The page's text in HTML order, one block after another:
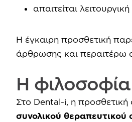
απαιτείται
Η έγκαιρη προσθετική
άρθρωσης και περαιτέρω
Η
Στο Dental-i, η
συνολικού θεραπευτικού